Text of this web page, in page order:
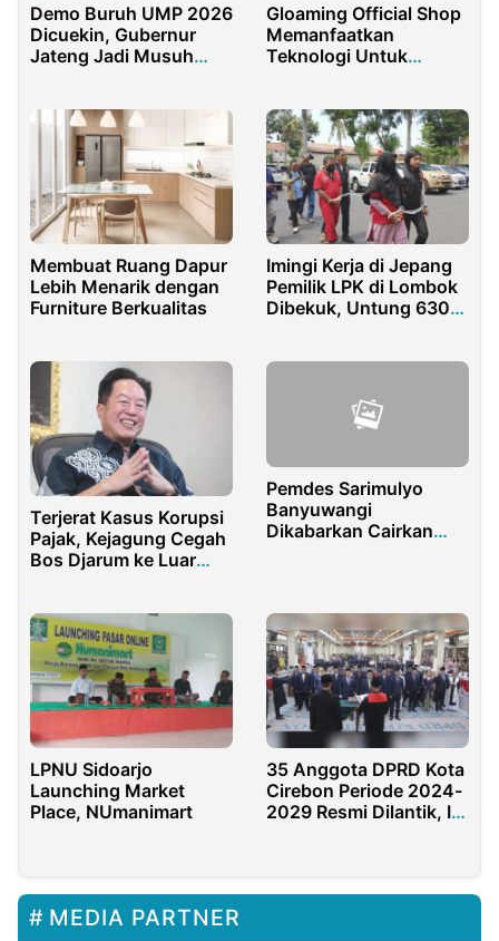
Demo Buruh UMP 2026
Dicuekin, Gubernur
Jateng Jadi Musuh
Gloaming Official Shop
Memanfaatkan
Teknologi Untuk
Membuat Ruang Dapur
Lebih Menarik dengan
Furniture Berkualitas
Imingi Kerja di Jepang
Pemilik LPK di Lombok
Dibekuk, Untung 630
Terjerat Kasus Korupsi
Pajak, Kejagung Cegah
Bos Djarum ke Luar
Pemdes Sarimulyo
Banyuwangi
Dikabarkan Cairkan
LPNU Sidoarjo
Launching Market
Place, NUmanimart
35 Anggota DPRD Kota
Cirebon Periode 2024-
2029 Resmi Dilantik, Ini
MEDIA PARTNER